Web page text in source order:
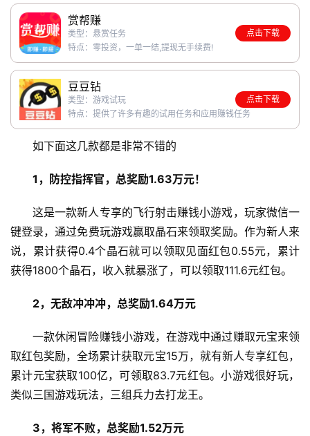
赏帮赚
类型：悬赏任务
特点：零投资，一单一结,提现无手续费!
点击下载
豆豆钻
类型：游戏试玩
特点：提供了许多有趣的试用任务和应用赚钱任务
点击下载
如下面这几款都是非常不错的
1，防控指挥官，总奖励1.63万元！
这是一款新人专享的飞行射击赚钱小游戏，玩家微信一
键登录，通过免费玩游戏赢取晶石来领取奖励。作为新人来
说，累计获得0.4个晶石就可以领取见面红包0.55元，累计
获得1800个晶石，收入就暴涨了，可以领取111.6元红包。
2，无敌冲冲冲，总奖励1.64万元
一款休闲冒险赚钱小游戏，在游戏中通过赚取元宝来领
取红包奖励，全场累计获取元宝15万，就有新人专享红包，
累计元宝获取100亿，可领取83.7元红包。小游戏很好玩，
类似三国游戏玩法，三组兵力去打龙王。
3，将军不败，总奖励1.52万元